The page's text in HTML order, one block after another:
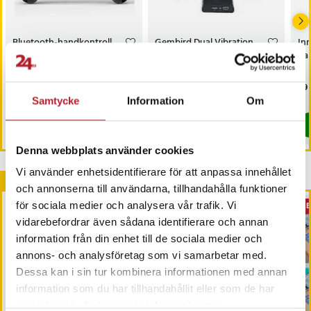
Samtycke Information Om
Denna webbplats använder cookies
Vi använder enhetsidentifierare för att anpassa innehållet
och annonserna till användarna, tillhandahålla funktioner
för sociala medier och analysera vår trafik. Vi
vidarebefordrar även sådana identifierare och annan
information från din enhet till de sociala medier och
annons- och analysföretag som vi samarbetar med.
Dessa kan i sin tur kombinera informationen med annan
information som du har tillhandahållit eller som de har
Bluetooth-handkontroll
med touchpanel till
PlayStation 4 (PS4) - Grå
Just nu har vi bara 3 kvar av denna produkt
Köp
Gembird Dual Vibration
Trådlös spelkontroll för
PC, Playstation 2 och 3 -
Just nu har vi bara 3 kvar av denna
Andra köpte också